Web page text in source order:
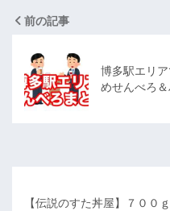
前の記事
博多駅エリ
めせんべろ
【伝説のすた丼屋】７００